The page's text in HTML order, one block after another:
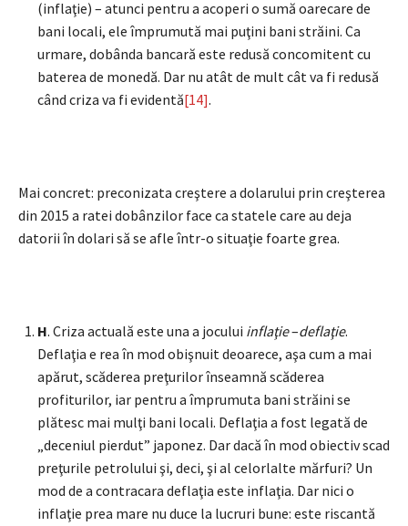
(inflaţie) – atunci pentru a acoperi o sumă oarecare de
bani locali, ele împrumută mai puţini bani străini. Ca
urmare, dobânda bancară este redusă concomitent cu
baterea de monedă. Dar nu atât de mult cât va fi redusă
când criza va fi evidentă[14].
Mai concret: preconizata creştere a dolarului prin creşterea
din 2015 a ratei dobânzilor face ca statele care au deja
datorii în dolari să se afle într-o situaţie foarte grea.
H. Criza actuală este una a jocului inflaţie–deflaţie.
Deflaţia e rea în mod obişnuit deoarece, aşa cum a mai
apărut, scăderea preţurilor înseamnă scăderea
profiturilor, iar pentru a împrumuta bani străini se
plătesc mai mulţi bani locali. Deflaţia a fost legată de
„deceniul pierdut” japonez. Dar dacă în mod obiectiv scad
preţurile petrolului şi, deci, şi al celorlalte mărfuri? Un
mod de a contracara deflaţia este inflaţia. Dar nici o
inflaţie prea mare nu duce la lucruri bune: este riscantă